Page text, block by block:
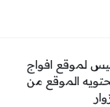
لموقع افواج
الموقع من